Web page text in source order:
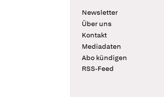
Newsletter
Über uns
Kontakt
Mediadaten
Abo kündigen
RSS-Feed